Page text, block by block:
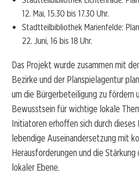
12. Mai, 15.30 bis 17.30 Uhr.
Stadtteilbibliothek Marienfelde:
22. Juni, 16 bis 18 Uhr.
Das Projekt wurde zusammen mit
Bezirke und der Planspielagentur
um die Bürgerbeteiligung zu fördern
Bewusstsein für wichtige lokale
Initiatoren erhoffen sich durch dieses
lebendige Auseinandersetzung mit
Herausforderungen und die
lokaler Ebene.